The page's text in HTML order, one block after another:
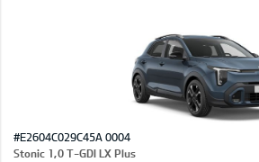
#E2604C029C45A 0004
Stonic 1,0 T-GDI LX Plus